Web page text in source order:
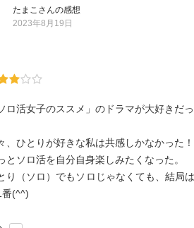
たまこ さんの感想
2023年8月19日
ロ活女子のススメ」のドラマが大好きだ
、ひとりが好きな私は共感しかなかった！
とソロ活を自分自身楽しみたくなった。
り（ソロ）でもソロじゃなくても、結局
番(^^)